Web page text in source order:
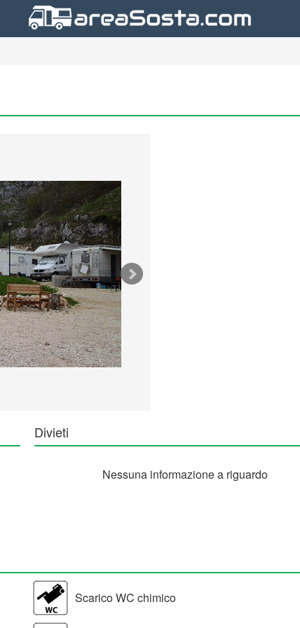
Divieti
Nessuna informazione a riguardo
Scarico WC chimico